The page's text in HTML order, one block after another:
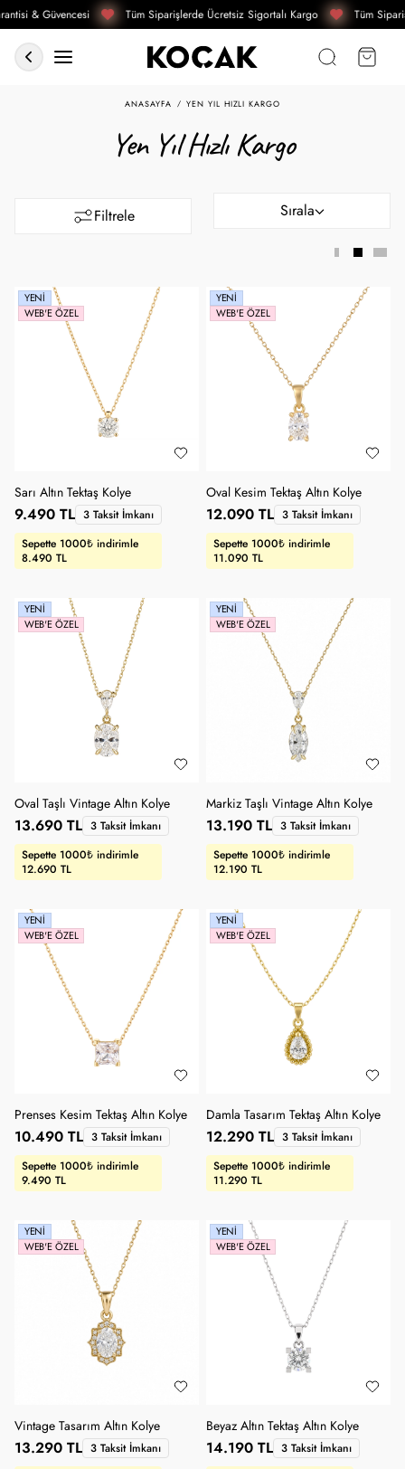
& Güvencesi Tüm Siparişlerde Ücretsiz Sigortalı Kargo Tüm
ANASAYFA YEN YIL HIZLI KARGO
Yen Yıl Hızlı Kargo
Filtrele Sırala
YENI
WEB'E ÖZEL
Sarı Altın Tektaş Kolye
Sepette 1000₺ indirimle
8.490 TL
9.490 TL 3 Taksit İmkanı
YENI
WEB'E ÖZEL
Oval Kesim Tektaş Altın Kolye
Sepette 1000₺ indirimle
11.090 TL
12.090 TL 3 Taksit İmkanı
YENI
WEB'E ÖZEL
Oval Taşlı Vintage Altın Kolye
Sepette 1000₺ indirimle
12.690 TL
13.690 TL 3 Taksit İmkanı
YENI
WEB'E ÖZEL
Markiz Taşlı Vintage Altın Kolye
Sepette 1000₺ indirimle
12.190 TL
13.190 TL 3 Taksit İmkanı
YENI
WEB'E ÖZEL
Prenses Kesim Tektaş Altın Kolye
Sepette 1000₺ indirimle
9.490 TL
10.490 TL 3 Taksit İmkanı
YENI
WEB'E ÖZEL
Damla Tasarım Tektaş Altın Kolye
Sepette 1000₺ indirimle
11.290 TL
12.290 TL 3 Taksit İmkanı
YENI
WEB'E ÖZEL
Vintage Tasarım Altın Kolye
13.290 TL 3 Taksit İmkanı
YENI
WEB'E ÖZEL
Beyaz Altın Tektaş Altın Kolye
14.190 TL 3 Taksit İmkanı